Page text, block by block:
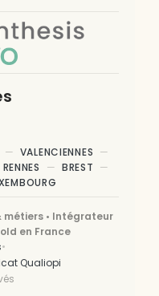
VALENCIENNES
RENNES
BREST
métiers • Intégrateur
en France
•
Qualiopi